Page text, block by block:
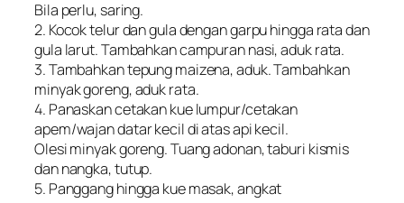
Bila perlu, saring.
2. Kocok telur dan gula dengan garpu hingga rata dan
gula larut. Tambahkan campuran nasi, aduk rata.
3. Tambahkan tepung maizena, aduk. Tambahkan
minyak goreng, aduk rata.
4. Panaskan cetakan kue lumpur/cetakan
apem/wajan datar kecil di atas api kecil.
Olesi minyak goreng. Tuang adonan, taburi kismis
dan nangka, tutup.
5. Panggang hingga kue masak, angkat